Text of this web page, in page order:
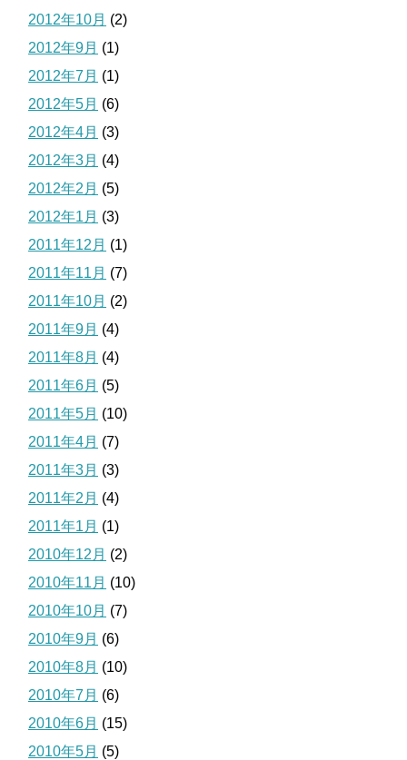
2012年10月 (2)
2012年9月 (1)
2012年7月 (1)
2012年5月 (6)
2012年4月 (3)
2012年3月 (4)
2012年2月 (5)
2012年1月 (3)
2011年12月 (1)
2011年11月 (7)
2011年10月 (2)
2011年9月 (4)
2011年8月 (4)
2011年6月 (5)
2011年5月 (10)
2011年4月 (7)
2011年3月 (3)
2011年2月 (4)
2011年1月 (1)
2010年12月 (2)
2010年11月 (10)
2010年10月 (7)
2010年9月 (6)
2010年8月 (10)
2010年7月 (6)
2010年6月 (15)
2010年5月 (5)